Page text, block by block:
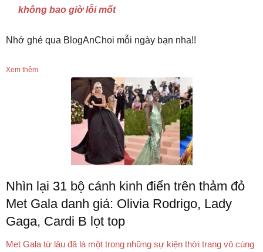
không bao giờ lỗi mốt
Nhớ ghé qua BlogAnChoi mỗi ngày bạn nha!!
Xem thêm
Nhìn lại 31 bộ cánh kinh điển trên thảm đỏ
Met Gala danh giá: Olivia Rodrigo, Lady
Gaga, Cardi B lọt top
Met Gala từ lâu đã là một trong những sự kiện thời trang vô cùng